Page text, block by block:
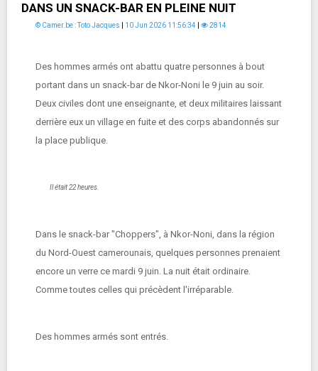
DANS UN SNACK-BAR EN PLEINE NUIT
© Camer.be : Toto Jacques 10 Jun 2026 11:56:34 2814
Des hommes armés ont abattu quatre personnes à bout
portant dans un snack-bar de Nkor-Noni le 9 juin au soir.
Deux civiles dont une enseignante, et deux militaires laissant
derrière eux un village en fuite et des corps abandonnés sur
la place publique.
Il était 22 heures.
Dans le snack-bar "Choppers", à Nkor-Noni, dans la région
du Nord-Ouest camerounais, quelques personnes prenaient
encore un verre ce mardi 9 juin. La nuit était ordinaire.
Comme toutes celles qui précèdent l'irréparable.
Des hommes armés sont entrés.